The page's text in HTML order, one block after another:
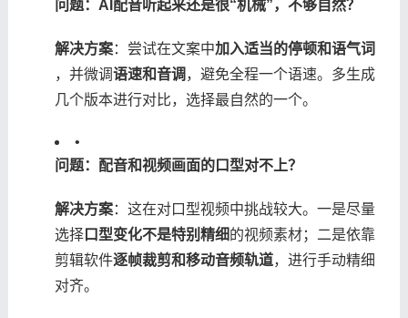
​问题：AI配音听起来还是很“机械”，不够自然？​
​解决方案​​：尝试在文案中​​加入适当的停顿和语气词​
，并微调​​语速和音调​ ​，避免全程一个语速。多生成
几个版本进行对比，选择最自然的一个。
•
​问题：配音和视频画面的口型对不上？​
​解决方案​​：这在对口型视频中挑战较大。一是尽量
选择​​口型变化不是特别精细​​的视频素材；二是依靠
剪辑软件​​逐帧裁剪和移动音频轨道​​，进行手动精细
对齐。